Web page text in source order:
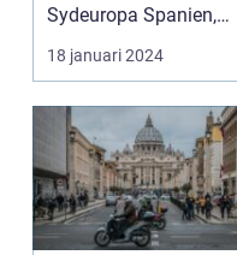
Sydeuropa Spanien,
beläget i sydvästra
Europa på...
18 januari 2024